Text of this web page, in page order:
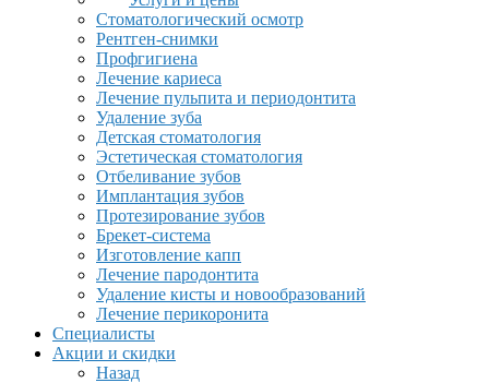
Стоматологический осмотр
Рентген-снимки
Профгигиена
Лечение кариеса
Лечение пульпита и периодонтита
Удаление зуба
Детская стоматология
Эстетическая стоматология
Отбеливание зубов
Имплантация зубов
Протезирование зубов
Брекет-система
Изготовление капп
Лечение пародонтита
Удаление кисты и новообразований
Лечение перикоронита
Специалисты
Акции и скидки
Назад